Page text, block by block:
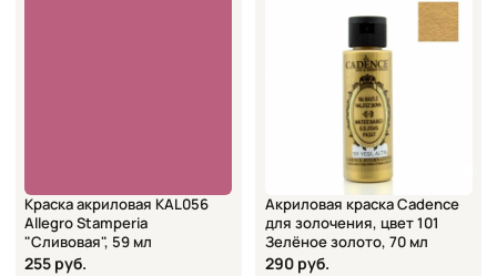
Краска акриловая KAL056
Allegro Stamperia
"Сливовая", 59 мл
255 руб.
Акриловая краска Cadence
для золочения, цвет 101
Зелёное золото, 70 мл
290 руб.